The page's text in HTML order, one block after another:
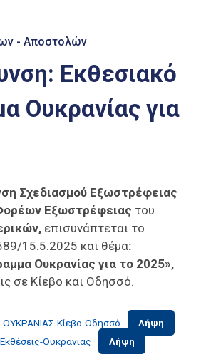
- Αποστολών
Εκθεσιακό
Ουκρανίας για
Σχεδιασμού Εξωστρέφειας
Εξωστρέφειας του
επισυνάπτεται το
15.5.2025 και θέμα:
Ουκρανίας για το 2025»,
σε Κίεβο και Οδησσό.
ΟΥΚΡΑΝΙΑΣ-Κίεβο-Οδησσό
Λήψη
Ουκρανίας
Λήψη